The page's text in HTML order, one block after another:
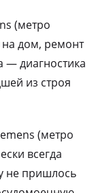
(метро
дом, ремонт
— диагностика
из строя
(метро
всегда
не пришлось